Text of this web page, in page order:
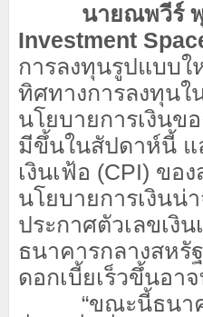
นายณพวีร์
Investment
การลงทุนรูปแบบ
ทิศทางการลงทุน
นโยบายการเงินข
มีขึ้นในสัปดาห์นี้ แ
เงินเฟ้อ (CPI) ข
นโยบายการเงินน่
ประกาศตัวเลขเงิ
ธนาคารกลางสหรั
ดอกเบี้ยเร็วขึ้นอา
“ขณะนี้ธนา